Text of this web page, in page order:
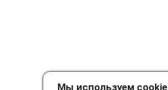
Мы используем cookie